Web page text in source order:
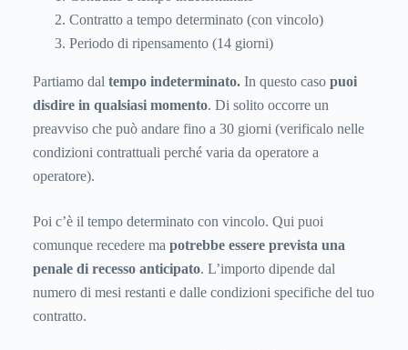
Contratto a tempo determinato (con vincolo)
Periodo di ripensamento (14 giorni)
Partiamo dal tempo indeterminato. In questo caso puoi
disdire in qualsiasi momento. Di solito occorre un
preavviso che può andare fino a 30 giorni (verificalo nelle
condizioni contrattuali perché varia da operatore a
operatore).
Poi c’è il tempo determinato con vincolo. Qui puoi
comunque recedere ma potrebbe essere prevista una
penale di recesso anticipato. L’importo dipende dal
numero di mesi restanti e dalle condizioni specifiche del tuo
contratto.